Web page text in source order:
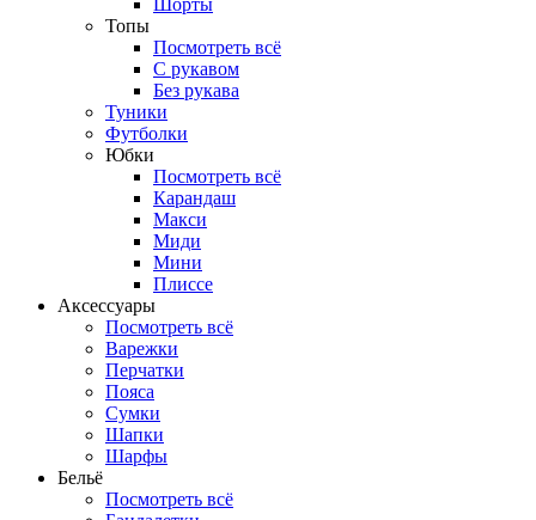
Топы
Посмотреть всё
C рукавом
Без рукава
Туники
Футболки
Юбки
Посмотреть всё
Карандаш
Макси
Миди
Мини
Плиссе
Аксессуары
Посмотреть всё
Варежки
Перчатки
Пояса
Сумки
Шапки
Шарфы
Бельё
Посмотреть всё